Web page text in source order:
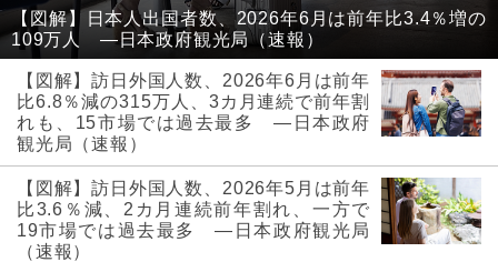
【図解】日本人出国者数、2026年6月は前年比3.4％増の
109万人 ―日本政府観光局（速報）
【図解】訪日外国人数、2026年6月は前年
比6.8％減の315万人、3カ月連続で前年割
れも、15市場では過去最多 ―日本政府
観光局（速報）
【図解】訪日外国人数、2026年5月は前年
比3.6％減、2カ月連続前年割れ、一方で
19市場では過去最多 ―日本政府観光局
（速報）